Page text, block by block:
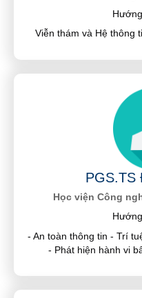
Viễn thám và Hệ thông
PGS.TS
Học viện Công
- An toàn thông tin - Trí
- Phát hiện hành vi